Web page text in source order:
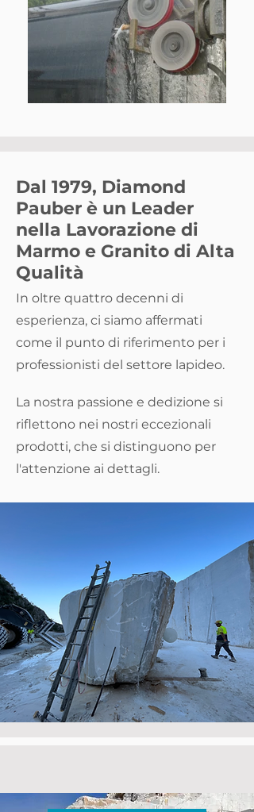
Dal 1979, Diamond
Pauber è un Leader
nella Lavorazione di
Marmo e Granito di Alta
Qualità
In oltre quattro decenni di
esperienza, ci siamo affermati
come il punto di riferimento per i
professionisti del settore lapideo.
La nostra passione e dedizione si
riflettono nei nostri eccezionali
prodotti, che si distinguono per
l'attenzione ai dettagli.